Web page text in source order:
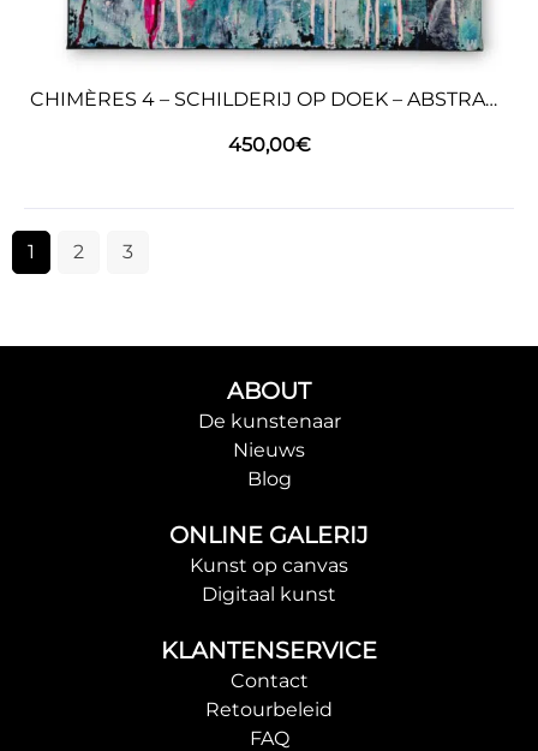
CHIMÈRES 4 – SCHILDERIJ OP DOEK – ABSTRACTE KUNST
450,00€
1 2 3
ABOUT
De kunstenaar
Nieuws
Blog
ONLINE GALERIJ
Kunst op canvas
Digitaal kunst
KLANTENSERVICE
Contact
Retourbeleid
FAQ